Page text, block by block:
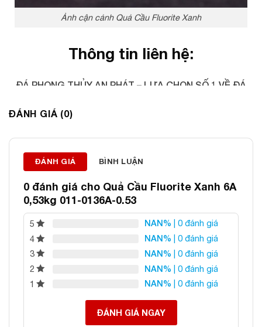
Ảnh cận cảnh Quả Cầu Fluorite Xanh
Thông tin liên hệ:
ĐÁ PHONG THỦY AN PHÁT – LỰA CHỌN SỐ 1 VỀ ĐÁ
Địa chỉ: 60/69 Bùi Huy Bích, Hoàng Mai, Hà Nội
ĐÁNH GIÁ (0)
ĐÁNH GIÁ BÌNH LUẬN
0 đánh giá cho Quả Cầu Fluorite Xanh 6A
0,53kg 011-0136A-0.53
5 NAN% | 0 đánh giá
4
NAN% | 0 đánh giá
3
NAN% | 0 đánh giá
2
NAN% | 0 đánh giá
1
NAN% | 0 đánh giá
ĐÁNH GIÁ NGAY